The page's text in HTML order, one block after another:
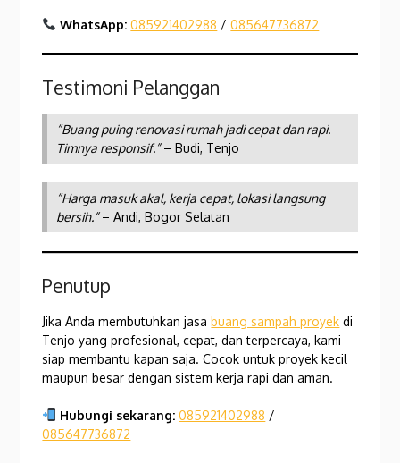
WhatsApp: 085921402988 /085647736872
Testimoni Pelanggan
“Buang puing renovasi rumah jadi cepat dan rapi.
Timnya responsif.”– Budi, Tenjo
“Harga masuk akal, kerja cepat, lokasi langsung
bersih.”– Andi, Bogor Selatan
Penutup
Jika Anda membutuhkan jasabuang sampah proyek di
Tenjo yang profesional, cepat, dan terpercaya, kami
siap membantu kapan saja. Cocok untuk proyek kecil
maupun besar dengan sistem kerja rapi dan aman.
Hubungi sekarang: 085921402988 /
085647736872